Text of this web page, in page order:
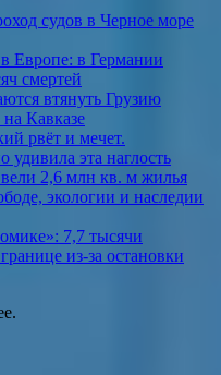
судов в Черное море
Европе: в Германии
смертей
втянуть Грузию
Кавказе
рвёт и мечет.
удивила эта наглость
2,6 млн кв. м жилья
экологии и наследии
7,7 тысячи
из-за остановки